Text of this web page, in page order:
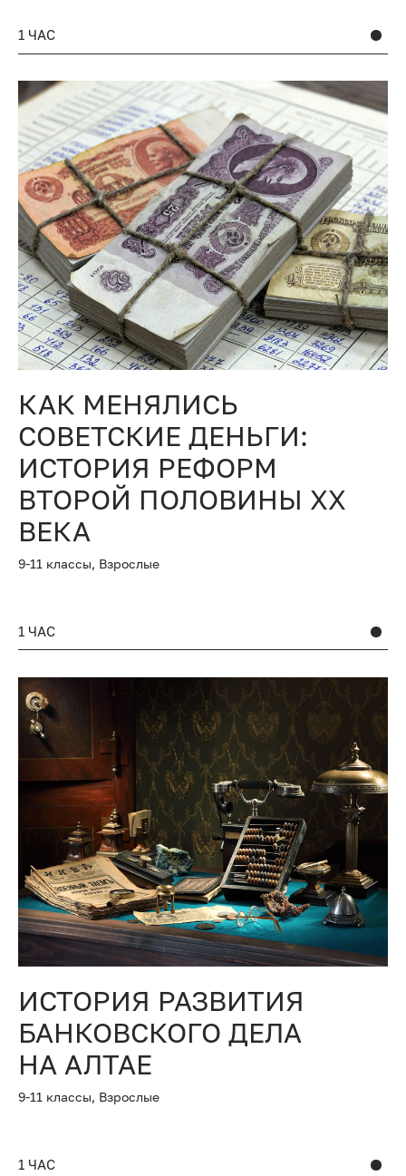
1 ЧАС
КАК МЕНЯЛИСЬ
СОВЕТСКИЕ ДЕНЬГИ:
ИСТОРИЯ РЕФОРМ
ВТОРОЙ ПОЛОВИНЫ XX
ВЕКА
9-11 классы, Взрослые
1 ЧАС
ИСТОРИЯ РАЗВИТИЯ
БАНКОВСКОГО ДЕЛА
НА АЛТАЕ
9-11 классы, Взрослые
1 ЧАС